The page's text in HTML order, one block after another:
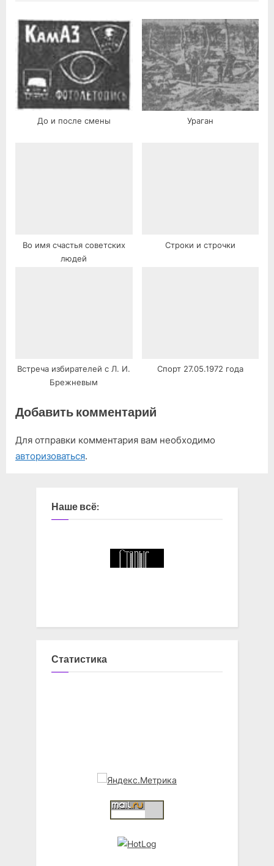
:
До и после смены Ураган
Во имя счастья советских
людей
Строки и строчки
Встреча избирателей с Л. И.
Брежневым
Спорт 27.05.1972 года
Добавить комментарий
Для отправки комментария вам необходимо
авторизоваться.
Наше всё:
Статистика